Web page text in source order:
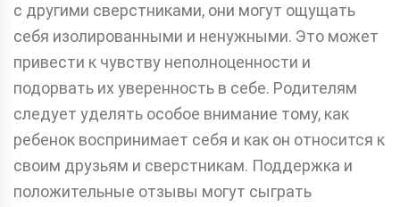
с другими сверстниками, они могут ощущать
себя изолированными и ненужными. Это может
привести к чувству неполноценности и
подорвать их уверенность в себе. Родителям
следует уделять особое внимание тому, как
ребенок воспринимает себя и как он относится к
своим друзьям и сверстникам. Поддержка и
положительные отзывы могут сыграть